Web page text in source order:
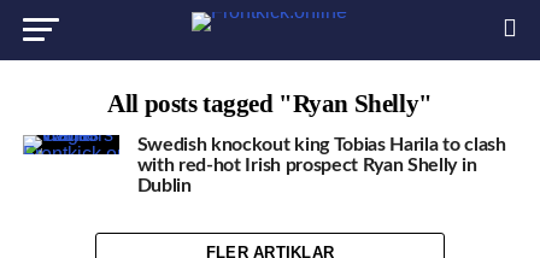
All posts tagged "Ryan Shelly"
Swedish knockout king Tobias Harila to clash
with red-hot Irish prospect Ryan Shelly in
Dublin
FLER ARTIKLAR